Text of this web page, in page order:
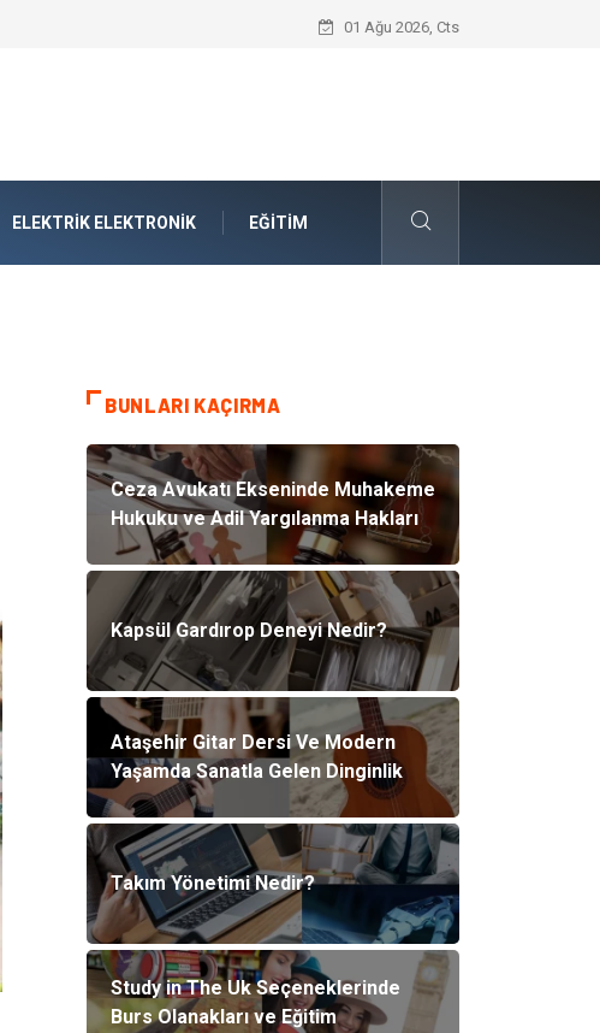
Takım Yönetimi Nedir?
01 Ağu 2026, Cts
ELEKTRIK ELEKTRONIK EĞITIM
BUNLARI KAÇIRMA
Ceza Avukatı Ekseninde Muhakeme
Hukuku ve Adil Yargılanma Hakları
Kapsül Gardırop Deneyi Nedir?
Ataşehir Gitar Dersi Ve Modern
Yaşamda Sanatla Gelen Dinginlik
Takım Yönetimi Nedir?
Study in The Uk Seçeneklerinde
Burs Olanakları ve Eğitim